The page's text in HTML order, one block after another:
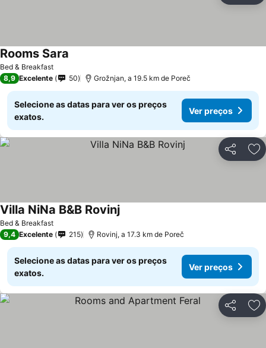
Bed & Breakfast
Rooms Sara
8,9 Excelente 50 Grožnjan, a 19.5 km de Poreč
Selecione as datas para ver os preços
exatos.
Ver preços
Partilhar
Bed & Breakfast
Villa NiNa B&B Rovinj
9,4 Excelente 215 Rovinj, a 17.3 km de Poreč
Selecione as datas para ver os preços
exatos.
Ver preços
Partilhar